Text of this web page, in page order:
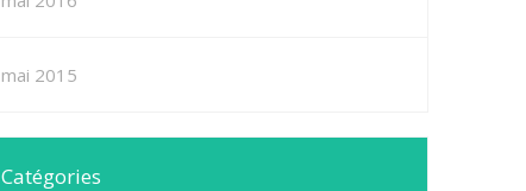
mai 2015
Catégories